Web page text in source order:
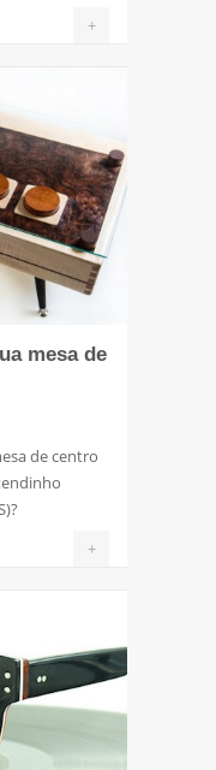
+
mesa de
de centro
+